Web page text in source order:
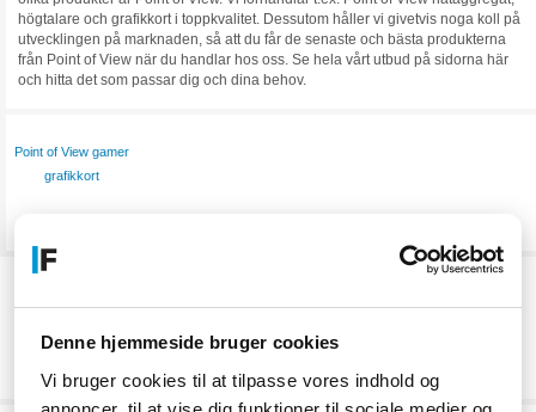
Denne hjemmeside bruger cookies
Vi bruger cookies til at tilpasse vores indhold og
högtalare och grafikkort i toppkvalitet. Dessutom håller vi givetvis noga koll på
utvecklingen på marknaden, så att du får de senaste och bästa produkterna
från Point of View när du handlar hos oss. Se hela vårt utbud på sidorna här
och hitta det som passar dig och dina behov.
Point of View gamer
grafikkort